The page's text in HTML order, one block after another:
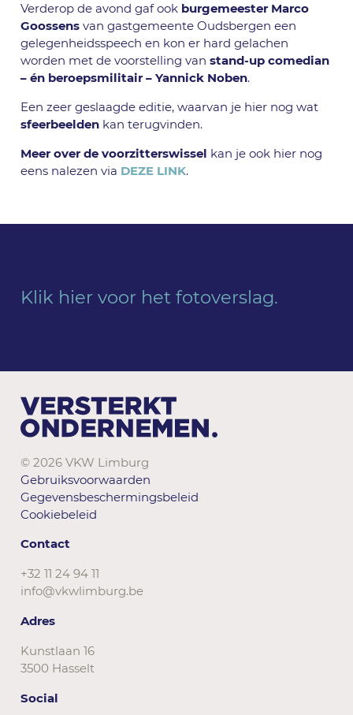
Verderop de avond gaf ook burgemeester Marco
Goossensvan gastgemeente Oudsbergen een
gelegenheidsspeech en kon er hard gelachen
worden met de voorstelling van stand-up comedian
– én beroepsmilitair – Yannick Noben.
Een zeer geslaagde editie, waarvan je hier nog wat
sfeerbeeldenkan terugvinden.
Meer over de voorzitterswissel kan je ook hier nog
eens nalezen via DEZE LINK.
Klik hier voor het fotoverslag.
© 2026 VKW Limburg
Gebruiksvoorwaarden
Gegevensbeschermingsbeleid
Cookiebeleid
Contact
+32 11 24 94 11
info@vkwlimburg.be
Adres
Kunstlaan 16
3500 Hasselt
Social